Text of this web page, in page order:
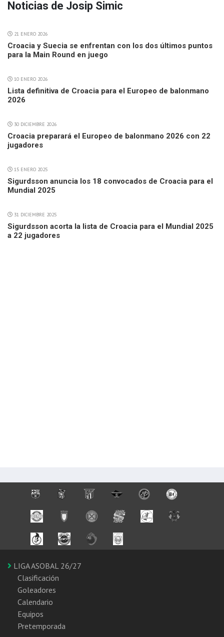
Noticias de Josip Simic
21 ENERO 2026
Croacia y Suecia se enfrentan con los dos últimos puntos
para la Main Round en juego
10 ENERO 2026
Lista definitiva de Croacia para el Europeo de balonmano
2026
30 DICIEMBRE 2026
Croacia preparará el Europeo de balonmano 2026 con 22
jugadores
15 ENERO 2025
Sigurdsson anuncia los 18 convocados de Croacia para el
Mundial 2025
31 DICIEMBRE 2025
Sigurdsson acorta la lista de Croacia para el Mundial 2025
a 22 jugadores
LIGA ASOBAL 26/27
Clasificación
Goleadores
Calendario
Equipos
Pretemporada